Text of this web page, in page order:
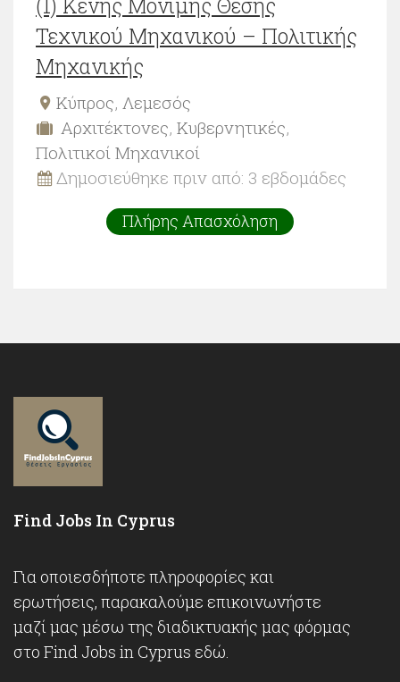
(1) Κενής Μόνιμης Θέσης
Τεχνικού Μηχανικού – Πολιτικής
Μηχανικής
Κύπρος, Λεμεσός
Αρχιτέκτονες, Κυβερνητικές,
Πολιτικοί Μηχανικοί
Δημοσιεύθηκε πριν από: 3 εβδομάδες
Πλήρης Απασχόληση
Find Jobs In Cyprus
Για οποιεσδήποτε πληροφορίες και
ερωτήσεις, παρακαλούμε επικοινωνήστε
μαζί μας μέσω της διαδικτυακής μας φόρμας
στο Find Jobs in Cyprus εδώ.